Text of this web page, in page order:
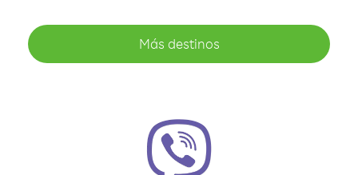
Más destinos